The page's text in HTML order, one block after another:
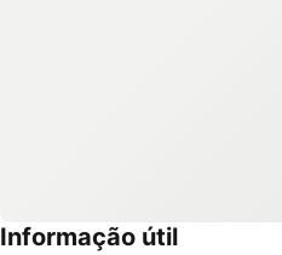
Informação útil